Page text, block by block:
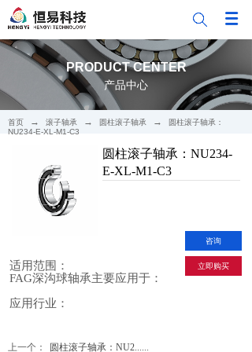
PRODUCT CENTER
产品中心
首页 → 滚子轴承 → 圆柱滚子轴承 →
圆柱滚子轴承：
NU234-E-XL-M1-C3
圆柱滚子轴承：NU234-
E-XL-M1-C3
适用范围：
FAG深沟球轴承主要应用于：
应用行业：
上一个：
圆柱滚子轴承：NU2......
咨询
立即购买